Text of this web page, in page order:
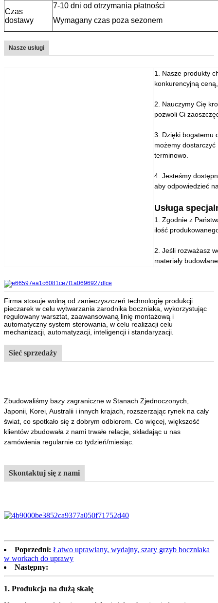
Czas
dostawy
7-10 dni od otrzymania płatności
Wymagany czas poza sezonem
Nasze usługi
1. Nasze produkty
konkurencyjną
2. Nauczymy Cię
pozwoli Ci
3. Dzięki bogatemu
możemy
terminowo.
4. Jesteśmy
aby odpowiedzieć
Usługa
1. Zgodnie z
ilość
2. Jeśli rozważasz
materiały
Firma stosuje wolną od zanieczyszczeń technologię produkcji
pieczarek w celu wytwarzania zarodnika boczniaka, wykorzystując
regulowany warsztat, zaawansowaną linię montażową i
automatyczny system sterowania, w celu realizacji celu
mechanizacji, automatyzacji, inteligencji i standaryzacji.
Sieć sprzedaży
Zbudowaliśmy bazy zagraniczne w Stanach Zjednoczonych,
Japonii, Korei, Australii i innych krajach, rozszerzając rynek na cały
świat, co spotkało się z dobrym odbiorem. Co więcej, większość
klientów zbudowała z nami trwałe relacje, składając u nas
zamówienia regularnie co tydzień/miesiąc.
Skontaktuj się z nami
Poprzedni: Łatwo uprawiany, wydajny, szary grzyb boczniaka
w workach do uprawy
Następny:
1. Produkcja na dużą skalę